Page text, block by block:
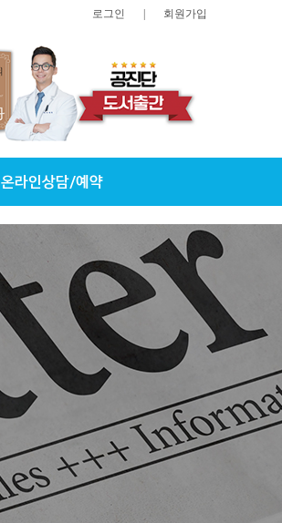
회원가입
로그인
온라인상담/예약